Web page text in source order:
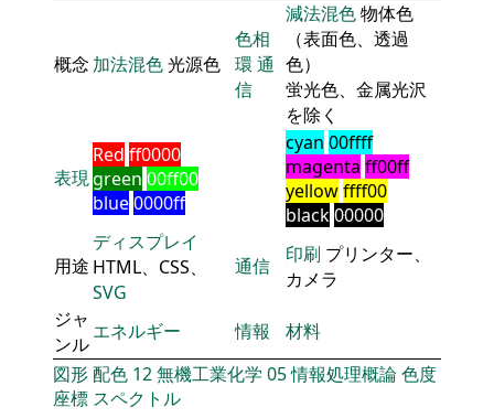
概念 加法混色光源色
色相
環 通
信
減法混色物体色
（表面色、透過
色）
蛍光色、金属光沢
を除く
表現
Red ff0000
green 00ff00
blue0000ff
cyan 00ffff
magenta ff00ff
yellowffff00
black00000
用途
ディスプレイ
HTML、CSS、
SVG
通信 印刷 プリンター、
カメラ
ジャ
ンル
エネルギー 情報
材料
図形配色 12無機工業化学 05情報処理概論色度
座標 スペクトル